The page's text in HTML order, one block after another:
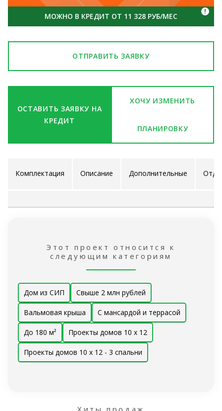
МОЖНО В КРЕДИТ ОТ 11 328 РУБ/МЕС
!
ХОЧУ ИЗМЕНИТЬ
ПЛАНИРОВКУ
ОСТАВИТЬ ЗАЯВКУ НА
КРЕДИТ
ОТПРАВИТЬ ЗАЯВКУ
Комплектация Описание Дополнительные
Этот проект относится к
следующим категориям
Дом из СИП Свыше 2 млн рублей
Вальмовая крыша С мансардой и террасой
До 180 м² Проекты домов 10 x 12
Проекты домов 10 x 12 - 3 спальни
Хиты продаж